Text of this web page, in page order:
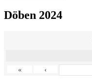
Döben 2024
« ‹